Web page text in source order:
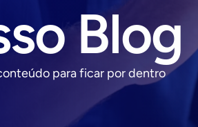
Blog
para ficar por dentro